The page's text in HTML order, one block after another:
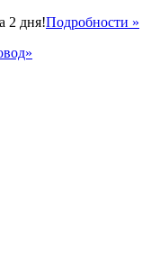
2 дня!Подробности »